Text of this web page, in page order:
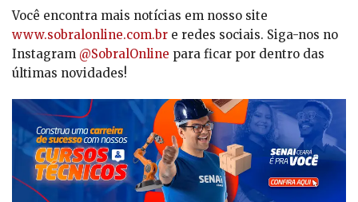
Você encontra mais notícias em nosso site
www.sobralonline.com.br e redes sociais. Siga-nos no
Instagram @SobralOnline para ficar por dentro das
últimas novidades!